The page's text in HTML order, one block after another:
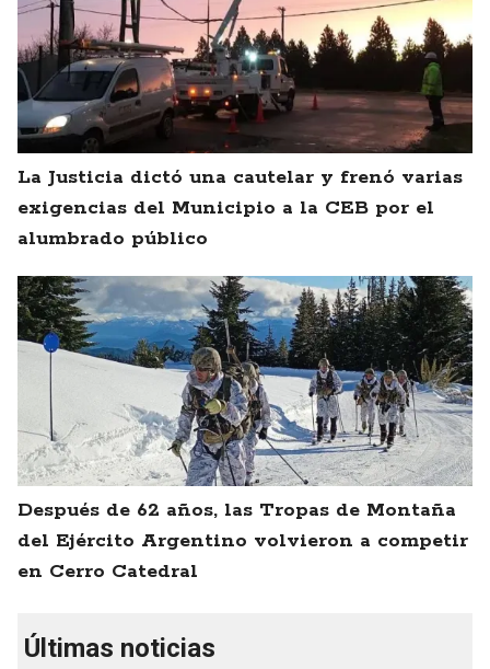
La Justicia dictó una cautelar y frenó varias
exigencias del Municipio a la CEB por el
alumbrado público
Después de 62 años, las Tropas de Montaña
del Ejército Argentino volvieron a competir
en Cerro Catedral
Últimas noticias